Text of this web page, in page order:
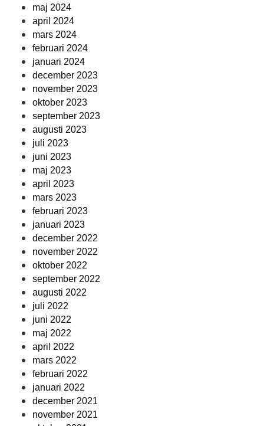
maj 2024
april 2024
mars 2024
februari 2024
januari 2024
december 2023
november 2023
oktober 2023
september 2023
augusti 2023
juli 2023
juni 2023
maj 2023
april 2023
mars 2023
februari 2023
januari 2023
december 2022
november 2022
oktober 2022
september 2022
augusti 2022
juli 2022
juni 2022
maj 2022
april 2022
mars 2022
februari 2022
januari 2022
december 2021
november 2021